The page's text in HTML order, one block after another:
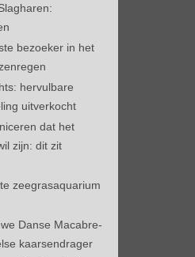
bezoeker in het
hervulbare
uitverkocht
dat het
zijn: dit zit
zeegrasaquarium
Danse Macabre-
kaarsendrager